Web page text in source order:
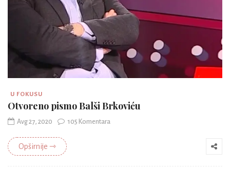
U FOKUSU
Otvoreno pismo Balši Brkoviću
Avg 27, 2020 105 Komentara
Opširnije ⇾